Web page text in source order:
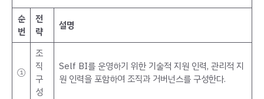
순
번
전
략
설명
①
조
직
구
성
Self BI를 운영하기 위한 기술적 지원 인력, 관리적 지
원 인력을 포함하여 조직과 거버넌스를 구성한다.